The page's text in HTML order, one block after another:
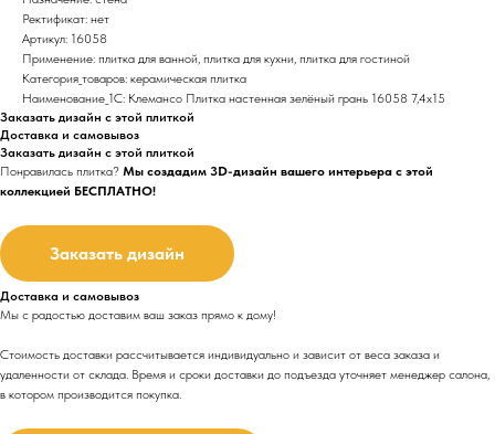
Ректификат: нет
Артикул: 16058
Применение: плитка для ванной, плитка для кухни, плитка для гостиной
Категория_товаров: керамическая плитка
Наименование_1С: Клемансо Плитка настенная зелёный грань 16058 7,4х15
Заказать дизайн с этой плиткой
Доставка и самовывоз
Заказать дизайн с этой плиткой
Понравилась плитка? Мы создадим 3D-дизайн вашего интерьера с этой
коллекцией БЕСПЛАТНО!
Заказать дизайн
Доставка и самовывоз
Мы с радостью доставим ваш заказ прямо к дому!
Стоимость доставки рассчитывается индивидуально и зависит от веса заказа и
удаленности от склада. Время и сроки доставки до подъезда уточняет менеджер салона,
в котором производится покупка.